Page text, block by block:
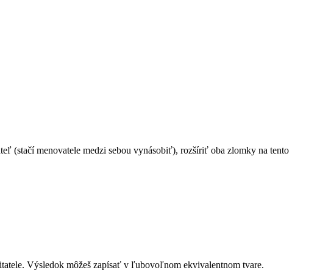
(stačí menovatele medzi sebou vynásobiť), rozšíriť oba zlomky na tento
Výsledok môžeš zapísať v ľubovoľnom ekvivalentnom tvare.